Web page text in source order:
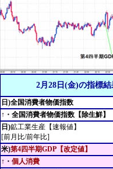
2月28日(金)の指標結
日)全国消費者物価指数
↑・全国消費者物価指数【除生鮮】
日)鉱工業生産【速報値】
[前月比/前年比]
米)第4四半期GDP【改定値】
↑・ 個人消費